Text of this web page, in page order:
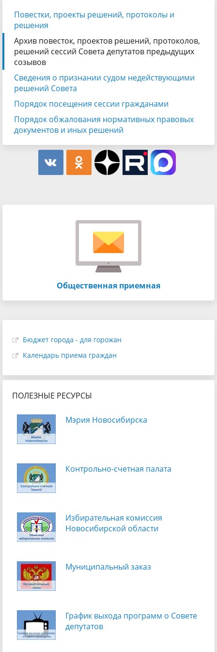
Повестки, проекты решений, протоколы и
решения
Архив повесток, проектов решений, протоколов,
решений сессий Совета депутатов предыдущих
созывов
Сведения о признании судом недействующими
решений Совета
Порядок посещения сессии гражданами
Порядок обжалования нормативных правовых
документов и иных решений
Общественная приемная
Бюджет города - для горожан
Календарь приема граждан
ПОЛЕЗНЫЕ РЕСУРСЫ
Мэрия Новосибирска
Контрольно-счетная палата
Избирательная комиссия
Новосибирской области
Муниципальный заказ
График выхода программ о Cовете
депутатов